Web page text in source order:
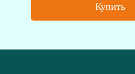
Купить